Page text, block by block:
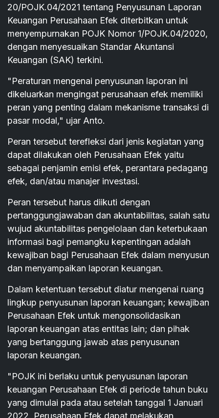
20/POJK.04/2021 tentang Penyusunan Laporan
Keuangan Perusahaan Efek diterbitkan untuk
menyempurnakan POJK Nomor 1/POJK.04/2020,
dengan menyesuaikan Standar Akuntansi
Keuangan (SAK) terkini.
"Peraturan mengenai penyusunan laporan ini
dikeluarkan mengingat perusahaan efek memiliki
peran yang penting dalam mekanisme transaksi di
pasar modal," ujar Anto.
Peran tersebut terefleksi dari jenis kegiatan yang
dapat dilakukan oleh Perusahaan Efek yaitu
sebagai penjamin emisi efek, perantara pedagang
efek, dan/atau manajer investasi.
Peran tersebut harus diikuti dengan
pertanggungjawaban dan akuntabilitas, salah satu
wujud akuntabilitas pengelolaan dan keterbukaan
informasi bagi pemangku kepentingan adalah
kewajiban bagi Perusahaan Efek dalam menyusun
dan menyampaikan laporan keuangan.
Dalam ketentuan tersebut diatur mengenai ruang
lingkup penyusunan laporan keuangan; kewajiban
Perusahaan Efek untuk mengonsolidasikan
laporan keuangan atas entitas lain; dan pihak
yang bertanggung jawab atas penyusunan
laporan keuangan.
"POJK ini berlaku untuk penyusunan laporan
keuangan Perusahaan Efek di periode tahun buku
yang dimulai pada atau setelah tanggal 1 Januari